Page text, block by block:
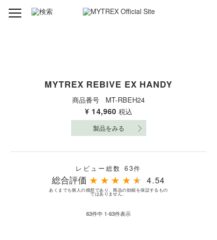
MYTREX REBIVE EX HANDY
商品番号 MT-RBEH24
¥ 14,960 税込
製品をみる
レビュー総数 63件
総合評価 ★ ★ ★ ★ ★ 4.54
あくまでも個人の感想であり、商品の効能を保証するもの
ではありません。
63件中 1-63件表示